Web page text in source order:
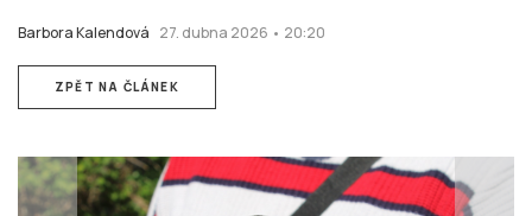
Barbora Kalendová 27. dubna 2026 • 20:20
ZPĚT NA ČLÁNEK